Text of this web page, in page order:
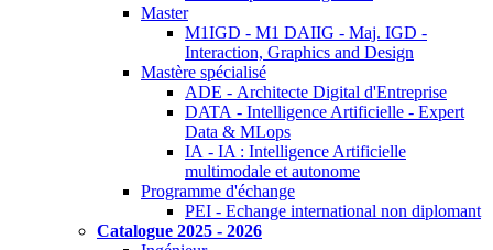
Master
M1IGD - M1 DAIIG - Maj. IGD -
Interaction, Graphics and Design
Mastère spécialisé
ADE - Architecte Digital d'Entreprise
DATA - Intelligence Artificielle - Expert
Data & MLops
IA - IA : Intelligence Artificielle
multimodale et autonome
Programme d'échange
PEI - Echange international non diplomant
Catalogue 2025 - 2026